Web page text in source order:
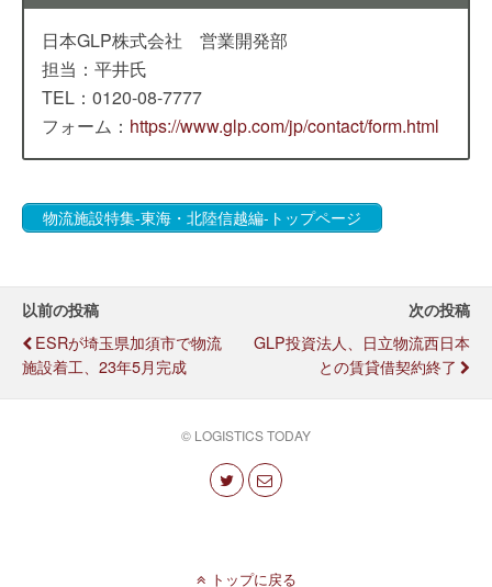
日本GLP株式会社 営業開発部
担当：平井氏
TEL：0120-08-7777
フォーム： https://www.glp.com/jp/contact/form.html
物流施設特集-東海・北陸信越編-トップページ
以前の投稿
ESRが埼玉県加須市で物流
施設着工、23年5月完成
次の投稿
GLP投資法人、日立物流西日本
との賃貸借契約終了
© LOGISTICS TODAY
トップに戻る